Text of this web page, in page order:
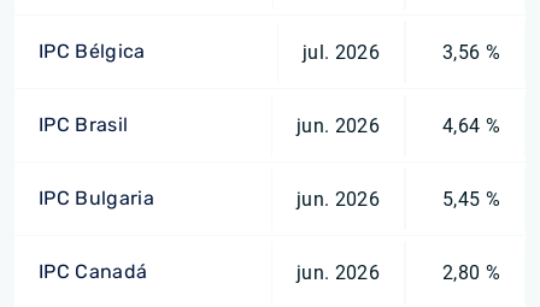
IPC Bélgica jul. 2026 3,56 %
IPC Brasil jun. 2026 4,64 %
IPC Bulgaria jun. 2026 5,45 %
IPC Canadá jun. 2026 2,80 %